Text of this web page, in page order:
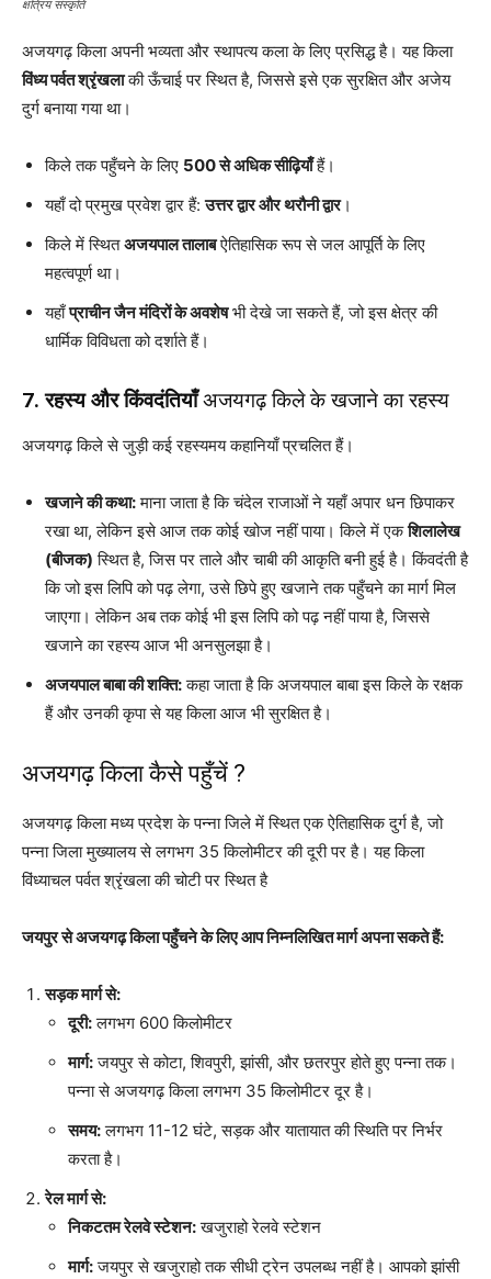
क्षत्रिय संस्कृति
अजयगढ़ किला अपनी भव्यता और स्थापत्य कला के लिए प्रसिद्ध है। यह किला
विंध्य पर्वत श्रृंखलाकी ऊँचाई पर स्थित है, जिससे इसे एक सुरक्षित और अजेय
दुर्ग बनाया गया था।
किले तक पहुँचने के लिए 500 से अधिक सीढ़ियाँहैं।
यहाँ दो प्रमुख प्रवेश द्वार हैं:उत्तर द्वार और थरौनी द्वार।
किले में स्थितअजयपाल तालाबऐतिहासिक रूप से जल आपूर्ति के लिए
महत्वपूर्ण था।
यहाँप्राचीन जैन मंदिरों के अवशेषभी देखे जा सकते हैं, जो इस क्षेत्र की
धार्मिक विविधता को दर्शाते हैं।
7. रहस्य और किंवदंतियाँअजयगढ़ किले के खजाने का रहस्य
अजयगढ़ किले से जुड़ी कई रहस्यमय कहानियाँ प्रचलित हैं।
खजाने की कथा:माना जाता है कि चंदेल राजाओं ने यहाँ अपार धन छिपाकर
रखा था, लेकिन इसे आज तक कोई खोज नहीं पाया। किले में एकशिलालेख
(बीजक) स्थित है, जिस पर ताले और चाबी की आकृति बनी हुई है। किंवदंती है
कि जो इस लिपि को पढ़ लेगा, उसे छिपे हुए खजाने तक पहुँचने का मार्ग मिल
जाएगा। लेकिन अब तक कोई भी इस लिपि को पढ़ नहीं पाया है, जिससे
खजाने का रहस्य आज भी अनसुलझा है।
अजयपाल बाबा की शक्ति:कहा जाता है कि अजयपाल बाबा इस किले के रक्षक
हैं और उनकी कृपा से यह किला आज भी सुरक्षित है।
अजयगढ़ किला कैसे पहुँचें ?
अजयगढ़ किला मध्य प्रदेश के पन्ना जिले में स्थित एक ऐतिहासिक दुर्ग है, जो
पन्ना जिला मुख्यालय से लगभग 35 किलोमीटर की दूरी पर है। यह किला
विंध्याचल पर्वत श्रृंखला की चोटी पर स्थित है
जयपुर से अजयगढ़ किला पहुँचने के लिए आप निम्नलिखित मार्ग अपना सकते हैं:
सड़क मार्ग से:
दूरी:लगभग 600 किलोमीटर
मार्ग:जयपुर से कोटा, शिवपुरी, झांसी, और छतरपुर होते हुए पन्ना तक।
पन्ना से अजयगढ़ किला लगभग 35 किलोमीटर दूर है।
समय:लगभग 11-12 घंटे, सड़क और यातायात की स्थिति पर निर्भर
करता है।
रेल मार्ग से:
निकटतम रेलवे स्टेशन:खजुराहो रेलवे स्टेशन
मार्ग:जयपुर से खजुराहो तक सीधी ट्रेन उपलब्ध नहीं है। आपको झांसी